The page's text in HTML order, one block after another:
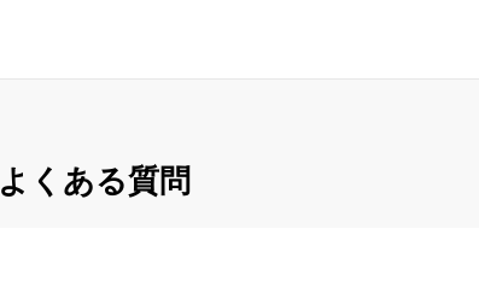
よくある質問